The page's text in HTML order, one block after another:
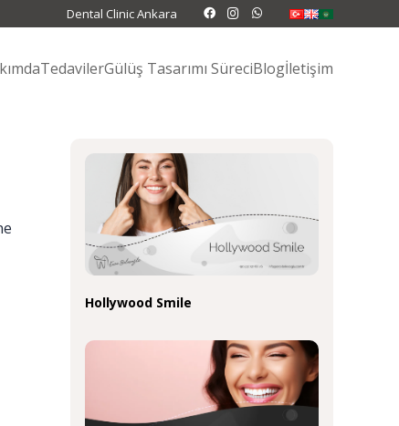
Dental Clinic Ankara
TedavilerGülüş Tasarımı SüreciBlogİletişim
Hollywood Smile